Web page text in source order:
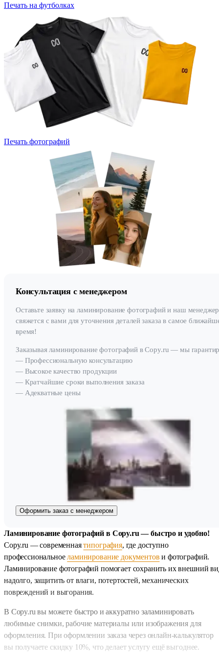
Печать на футболках
Печать фотографий
Консультация с менеджером
Оставьте заявку на ламинирование фотографий и наш менеджер
свяжется с вами для уточнения деталей заказа в самое
время!
Заказывая ламинирование фотографий в Copy.ru — мы
— Профессиональную консультацию
— Высокое качество продукции
— Кратчайшие сроки выполнения заказа
— Адекватные цены
Оформить заказ с менеджером
Ламинирование фотографий в Copy.ru — быстро и удобно!
Copy.ru — современнаятипография, где доступно
профессиональноеламинирование документов и фотографий.
Ламинирование фотографий помогает сохранить их внешний
надолго, защитить от влаги, потертостей, механических
повреждений и выгорания.
В Copy.ru вы можете быстро и аккуратно заламинировать
любимые снимки, рабочие материалы или изображения для
оформления. При оформлении заказа через онлайн-калькулятор
вы получаете скидку 10%, что делает услугу ещё выгоднее.